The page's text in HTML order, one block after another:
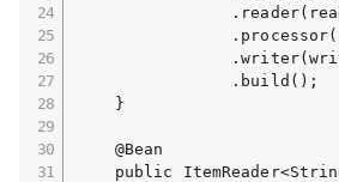
                .build();
    }
    @Bean
public